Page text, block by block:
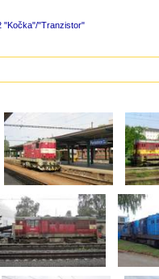
"Kočka"/"Tranzistor"